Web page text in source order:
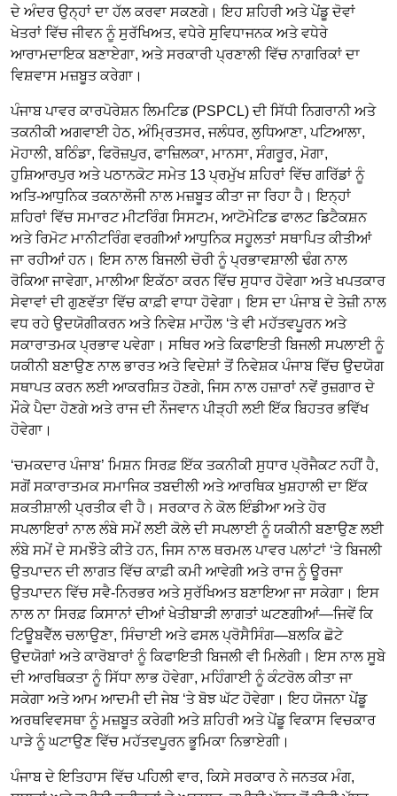
ਦੇ ਅੰਦਰ ਉਨ੍ਹਾਂ ਦਾ ਹੱਲ ਕਰਵਾ ਸਕਣਗੇ। ਇਹ ਸ਼ਹਿਰੀ ਅਤੇ ਪੇਂਡੂ ਦੋਵਾਂ
ਖੇਤਰਾਂ ਵਿੱਚ ਜੀਵਨ ਨੂੰ ਸੁਰੱਖਿਅਤ, ਵਧੇਰੇ ਸੁਵਿਧਾਜਨਕ ਅਤੇ ਵਧੇਰੇ
ਆਰਾਮਦਾਇਕ ਬਣਾਏਗਾ, ਅਤੇ ਸਰਕਾਰੀ ਪ੍ਰਣਾਲੀ ਵਿੱਚ ਨਾਗਰਿਕਾਂ ਦਾ
ਵਿਸ਼ਵਾਸ ਮਜ਼ਬੂਤ ਕਰੇਗਾ।
ਪੰਜਾਬ ਪਾਵਰ ਕਾਰਪੋਰੇਸ਼ਨ ਲਿਮਟਿਡ (PSPCL) ਦੀ ਸਿੱਧੀ ਨਿਗਰਾਨੀ ਅਤੇ
ਤਕਨੀਕੀ ਅਗਵਾਈ ਹੇਠ, ਅੰਮ੍ਰਿਤਸਰ, ਜਲੰਧਰ, ਲੁਧਿਆਣਾ, ਪਟਿਆਲਾ,
ਮੋਹਾਲੀ, ਬਠਿੰਡਾ, ਫਿਰੋਜ਼ਪੁਰ, ਫਾਜ਼ਿਲਕਾ, ਮਾਨਸਾ, ਸੰਗਰੂਰ, ਮੋਗਾ,
ਹੁਸ਼ਿਆਰਪੁਰ ਅਤੇ ਪਠਾਨਕੋਟ ਸਮੇਤ 13 ਪ੍ਰਮੁੱਖ ਸ਼ਹਿਰਾਂ ਵਿੱਚ ਗਰਿੱਡਾਂ ਨੂੰ
ਅਤਿ-ਆਧੁਨਿਕ ਤਕਨਾਲੋਜੀ ਨਾਲ ਮਜ਼ਬੂਤ ਕੀਤਾ ਜਾ ਰਿਹਾ ਹੈ। ਇਨ੍ਹਾਂ
ਸ਼ਹਿਰਾਂ ਵਿੱਚ ਸਮਾਰਟ ਮੀਟਰਿੰਗ ਸਿਸਟਮ, ਆਟੋਮੇਟਿਡ ਫਾਲਟ ਡਿਟੈਕਸ਼ਨ
ਅਤੇ ਰਿਮੋਟ ਮਾਨੀਟਰਿੰਗ ਵਰਗੀਆਂ ਆਧੁਨਿਕ ਸਹੂਲਤਾਂ ਸਥਾਪਿਤ ਕੀਤੀਆਂ
ਜਾ ਰਹੀਆਂ ਹਨ। ਇਸ ਨਾਲ ਬਿਜਲੀ ਚੋਰੀ ਨੂੰ ਪ੍ਰਭਾਵਸ਼ਾਲੀ ਢੰਗ ਨਾਲ
ਰੋਕਿਆ ਜਾਵੇਗਾ, ਮਾਲੀਆ ਇਕੱਠਾ ਕਰਨ ਵਿੱਚ ਸੁਧਾਰ ਹੋਵੇਗਾ ਅਤੇ ਖਪਤਕਾਰ
ਸੇਵਾਵਾਂ ਦੀ ਗੁਣਵੱਤਾ ਵਿੱਚ ਕਾਫ਼ੀ ਵਾਧਾ ਹੋਵੇਗਾ। ਇਸ ਦਾ ਪੰਜਾਬ ਦੇ ਤੇਜ਼ੀ ਨਾਲ
ਵਧ ਰਹੇ ਉਦਯੋਗੀਕਰਨ ਅਤੇ ਨਿਵੇਸ਼ ਮਾਹੌਲ ‘ਤੇ ਵੀ ਮਹੱਤਵਪੂਰਨ ਅਤੇ
ਸਕਾਰਾਤਮਕ ਪ੍ਰਭਾਵ ਪਵੇਗਾ। ਸਥਿਰ ਅਤੇ ਕਿਫਾਇਤੀ ਬਿਜਲੀ ਸਪਲਾਈ ਨੂੰ
ਯਕੀਨੀ ਬਣਾਉਣ ਨਾਲ ਭਾਰਤ ਅਤੇ ਵਿਦੇਸ਼ਾਂ ਤੋਂ ਨਿਵੇਸ਼ਕ ਪੰਜਾਬ ਵਿੱਚ ਉਦਯੋਗ
ਸਥਾਪਤ ਕਰਨ ਲਈ ਆਕਰਸ਼ਿਤ ਹੋਣਗੇ, ਜਿਸ ਨਾਲ ਹਜ਼ਾਰਾਂ ਨਵੇਂ ਰੁਜ਼ਗਾਰ ਦੇ
ਮੌਕੇ ਪੈਦਾ ਹੋਣਗੇ ਅਤੇ ਰਾਜ ਦੀ ਨੌਜਵਾਨ ਪੀੜ੍ਹੀ ਲਈ ਇੱਕ ਬਿਹਤਰ ਭਵਿੱਖ
ਹੋਵੇਗਾ।
‘ਚਮਕਦਾਰ ਪੰਜਾਬ’ ਮਿਸ਼ਨ ਸਿਰਫ਼ ਇੱਕ ਤਕਨੀਕੀ ਸੁਧਾਰ ਪ੍ਰੋਜੈਕਟ ਨਹੀਂ ਹੈ,
ਸਗੋਂ ਸਕਾਰਾਤਮਕ ਸਮਾਜਿਕ ਤਬਦੀਲੀ ਅਤੇ ਆਰਥਿਕ ਖੁਸ਼ਹਾਲੀ ਦਾ ਇੱਕ
ਸ਼ਕਤੀਸ਼ਾਲੀ ਪ੍ਰਤੀਕ ਵੀ ਹੈ। ਸਰਕਾਰ ਨੇ ਕੋਲ ਇੰਡੀਆ ਅਤੇ ਹੋਰ
ਸਪਲਾਇਰਾਂ ਨਾਲ ਲੰਬੇ ਸਮੇਂ ਲਈ ਕੋਲੇ ਦੀ ਸਪਲਾਈ ਨੂੰ ਯਕੀਨੀ ਬਣਾਉਣ ਲਈ
ਲੰਬੇ ਸਮੇਂ ਦੇ ਸਮਝੌਤੇ ਕੀਤੇ ਹਨ, ਜਿਸ ਨਾਲ ਥਰਮਲ ਪਾਵਰ ਪਲਾਂਟਾਂ ‘ਤੇ ਬਿਜਲੀ
ਉਤਪਾਦਨ ਦੀ ਲਾਗਤ ਵਿੱਚ ਕਾਫ਼ੀ ਕਮੀ ਆਵੇਗੀ ਅਤੇ ਰਾਜ ਨੂੰ ਊਰਜਾ
ਉਤਪਾਦਨ ਵਿੱਚ ਸਵੈ-ਨਿਰਭਰ ਅਤੇ ਸੁਰੱਖਿਅਤ ਬਣਾਇਆ ਜਾ ਸਕੇਗਾ। ਇਸ
ਨਾਲ ਨਾ ਸਿਰਫ਼ ਕਿਸਾਨਾਂ ਦੀਆਂ ਖੇਤੀਬਾੜੀ ਲਾਗਤਾਂ ਘਟਣਗੀਆਂ—ਜਿਵੇਂ ਕਿ
ਟਿਊਬਵੈੱਲ ਚਲਾਉਣਾ, ਸਿੰਚਾਈ ਅਤੇ ਫਸਲ ਪ੍ਰੋਸੈਸਿੰਗ—ਬਲਕਿ ਛੋਟੇ
ਉਦਯੋਗਾਂ ਅਤੇ ਕਾਰੋਬਾਰਾਂ ਨੂੰ ਕਿਫਾਇਤੀ ਬਿਜਲੀ ਵੀ ਮਿਲੇਗੀ। ਇਸ ਨਾਲ ਸੂਬੇ
ਦੀ ਆਰਥਿਕਤਾ ਨੂੰ ਸਿੱਧਾ ਲਾਭ ਹੋਵੇਗਾ, ਮਹਿੰਗਾਈ ਨੂੰ ਕੰਟਰੋਲ ਕੀਤਾ ਜਾ
ਸਕੇਗਾ ਅਤੇ ਆਮ ਆਦਮੀ ਦੀ ਜੇਬ ‘ਤੇ ਬੋਝ ਘੱਟ ਹੋਵੇਗਾ। ਇਹ ਯੋਜਨਾ ਪੇਂਡੂ
ਅਰਥਵਿਵਸਥਾ ਨੂੰ ਮਜ਼ਬੂਤ ਕਰੇਗੀ ਅਤੇ ਸ਼ਹਿਰੀ ਅਤੇ ਪੇਂਡੂ ਵਿਕਾਸ ਵਿਚਕਾਰ
ਪਾੜੇ ਨੂੰ ਘਟਾਉਣ ਵਿੱਚ ਮਹੱਤਵਪੂਰਨ ਭੂਮਿਕਾ ਨਿਭਾਏਗੀ।
ਪੰਜਾਬ ਦੇ ਇਤਿਹਾਸ ਵਿੱਚ ਪਹਿਲੀ ਵਾਰ, ਕਿਸੇ ਸਰਕਾਰ ਨੇ ਜਨਤਕ ਮੰਗ,